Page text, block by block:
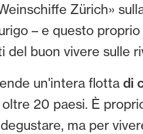
Zürich»
– e questo
del buon vivere sulle
un'intera flotta di
20 paesi. È
ma per